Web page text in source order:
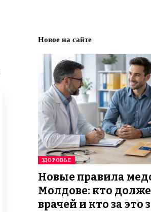
Новое на сайте
ЗДОРОВЬЕ
Новые правила
Молдове: кто
врачей и кто за это